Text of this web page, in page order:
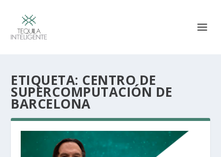
ETIQUETA: CENTRO DE
SUPERCOMPUTACIÓN DE
BARCELONA